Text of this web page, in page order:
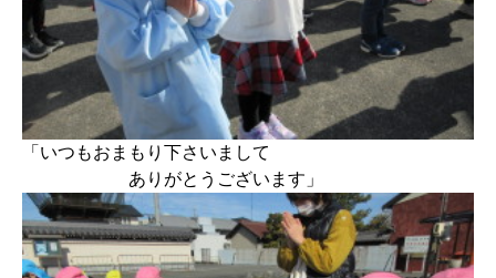
「いつもおまもり下さいまして
ありがとうございます」